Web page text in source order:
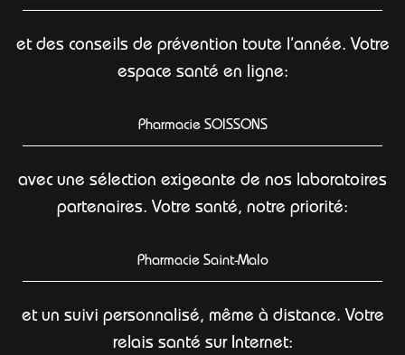
et des conseils de prévention toute l’année. Votre
espace santé en ligne:
Pharmacie SOISSONS
avec une sélection exigeante de nos laboratoires
partenaires. Votre santé, notre priorité:
Pharmacie Saint-Malo
et un suivi personnalisé, même à distance. Votre
relais santé sur Internet: